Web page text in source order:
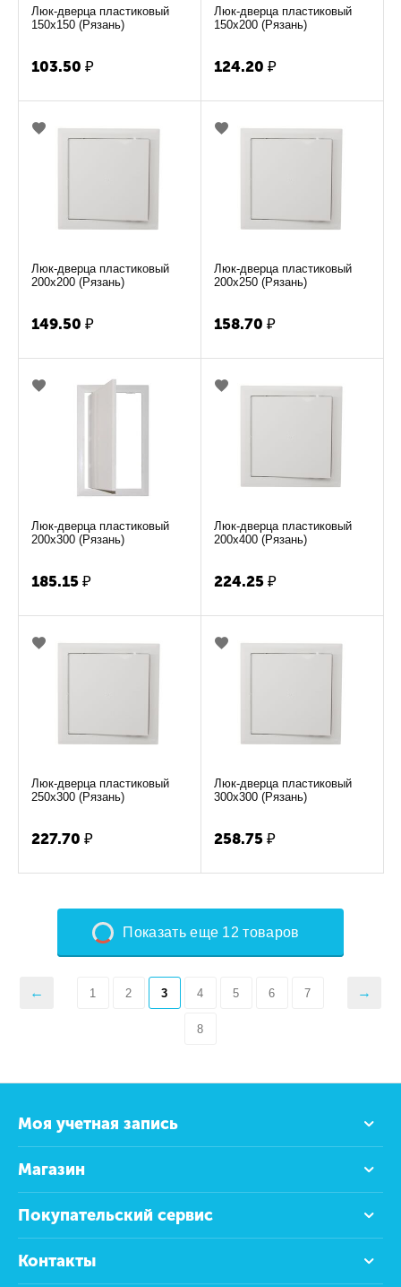
Люк-дверца пластиковый
150х150 (Рязань)
103.50 ₽
Люк-дверца пластиковый
150х200 (Рязань)
124.20 ₽
Люк-дверца пластиковый
200х200 (Рязань)
149.50 ₽
Люк-дверца пластиковый
200х250 (Рязань)
158.70 ₽
Люк-дверца пластиковый
200х300 (Рязань)
185.15 ₽
Люк-дверца пластиковый
200х400 (Рязань)
224.25 ₽
Люк-дверца пластиковый
250х300 (Рязань)
227.70 ₽
Люк-дверца пластиковый
300х300 (Рязань)
258.75 ₽
Показать еще 12 товаров
1 2 3 4 5 6 7
8
Моя учетная запись
Магазин
Покупательский сервис
Контакты